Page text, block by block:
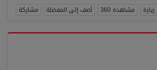
مشاهدة 360 أضف إلى المفضلة مشاركة